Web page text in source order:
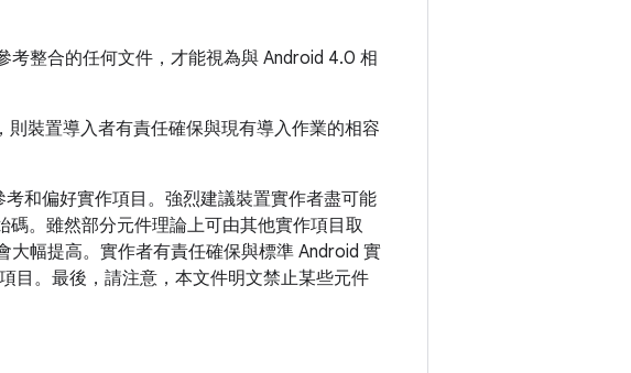
整合的任何文件，才能視為與 Android 4.0 相
裝置導入者有責任確保與現有導入作業的相容
和偏好實作項目。強烈建議裝置實作者盡可能
。雖然部分元件理論上可由其他實作項目取
幅提高。實作者有責任確保與標準 Android 實
目。最後，請注意，本文件明文禁止某些元件